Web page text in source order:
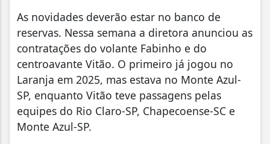
As novidades deverão estar no banco de
reservas. Nessa semana a diretora anunciou as
contratações do volante Fabinho e do
centroavante Vitão. O primeiro já jogou no
Laranja em 2025, mas estava no Monte Azul-
SP, enquanto Vitão teve passagens pelas
equipes do Rio Claro-SP, Chapecoense-SC e
Monte Azul-SP.